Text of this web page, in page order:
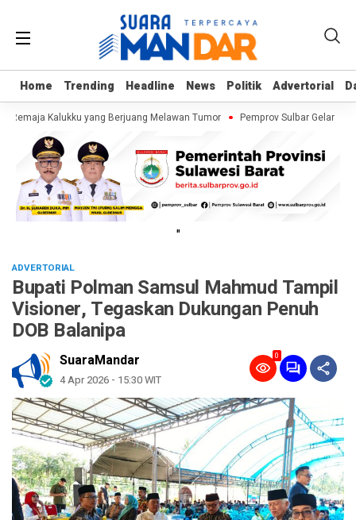
Home Trending Headline News Politik Advertorial
Home Trending Headline News Politik Advertorial
Kalukku yang Berjuang Melawan Tumor Pemprov Sulbar Gelar Zikir
"
ADVERTORIAL
Bupati Polman Samsul Mahmud Tampil
Visioner, Tegaskan Dukungan Penuh
DOB Balanipa
SuaraMandar
4 Apr 2026 - 15:30 WIT
0